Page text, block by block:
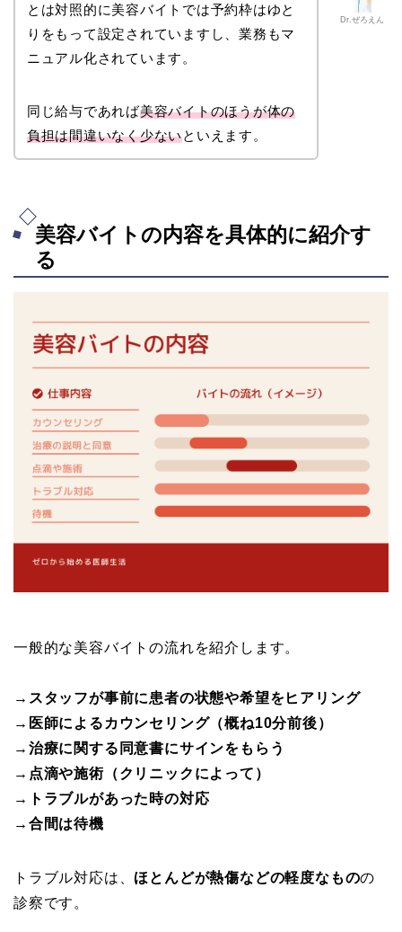
Dr.ぜろえん
とは対照的に美容バイトでは予約枠はゆと
りをもって設定されていますし、業務もマ
ニュアル化されています。
同じ給与であれば美容バイトのほうが体の
負担は間違いなく少ないといえます。
美容バイトの内容を具体的に紹介す
る
一般的な美容バイトの流れを紹介します。
→スタッフが事前に患者の状態や希望をヒアリング
→医師によるカウンセリング（概ね10分前後）
→治療に関する同意書にサインをもらう
→点滴や施術 （クリニックによって）
→トラブルがあった時の対応
→合間は待機
トラブル対応は、 ほとんどが熱傷などの軽度なものの
診察です。